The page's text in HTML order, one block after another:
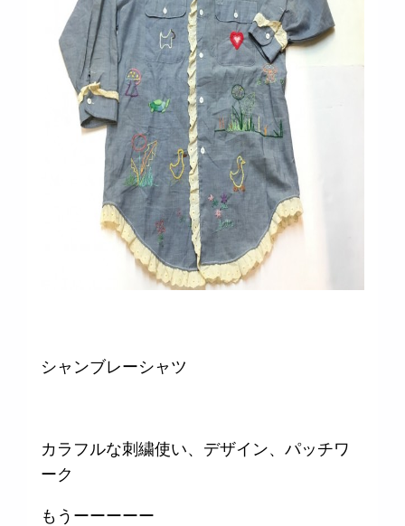
シャンブレーシャツ
カラフルな刺繍使い、デザイン、パッチワ
ーク
もうーーーーー